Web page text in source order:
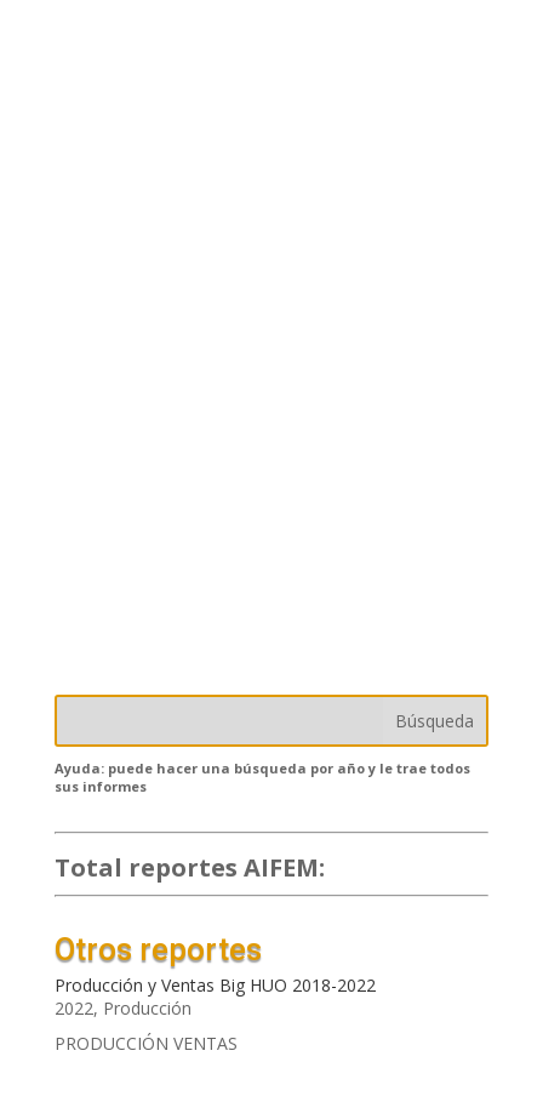
Ayuda: puede hacer una búsqueda por año y le trae todos
sus informes
Total reportes AIFEM:
Otros reportes
Producción y Ventas Big HUO 2018-2022
2022, Producción
PRODUCCIÓN VENTAS